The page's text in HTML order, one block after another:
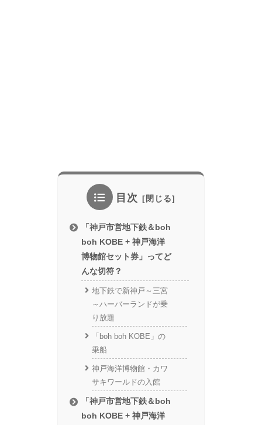
目次
「神戸市営地下鉄＆boh
boh KOBE + 神戸海洋
博物館セット券」ってど
んな切符？
地下鉄で新神戸～三宮
～ハーバーランドが乗
り放題
「boh boh KOBE」の
乗船
神戸海洋博物館・カワ
サキワールドの入館
「神戸市営地下鉄＆boh
boh KOBE + 神戸海洋